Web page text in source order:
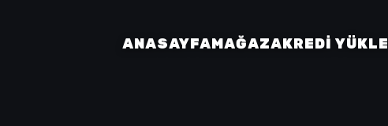
ANASAYFAMAĞAZAKREDI YÜKLE